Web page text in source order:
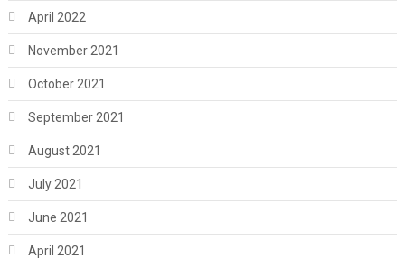
April 2022
November 2021
October 2021
September 2021
August 2021
July 2021
June 2021
April 2021